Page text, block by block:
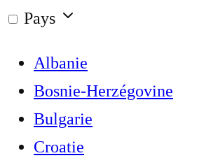
Pays
Albanie
Bosnie-Herzégovine
Bulgarie
Croatie